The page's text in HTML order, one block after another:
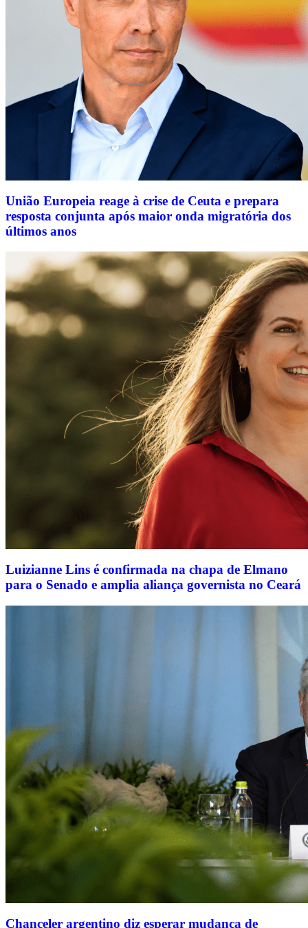
União Europeia reage à crise de Ceuta e prepara
resposta conjunta após maior onda migratória dos
últimos anos
Luizianne Lins é confirmada na chapa de Elmano
para o Senado e amplia aliança governista no Ceará
Chanceler argentino diz esperar mudança de